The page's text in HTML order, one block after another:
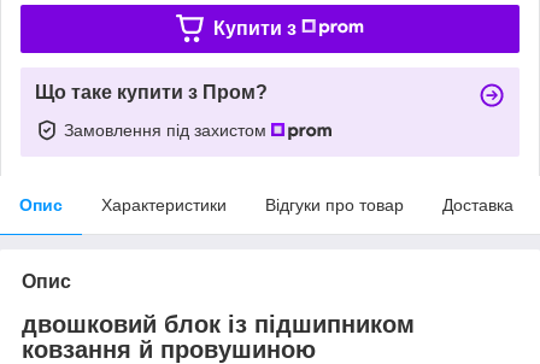
Купити з
Що таке купити з Пром?
Замовлення під захистом
Опис Характеристики Відгуки про товар Доставка
Опис
двошковий блок із підшипником
ковзання й провушиною